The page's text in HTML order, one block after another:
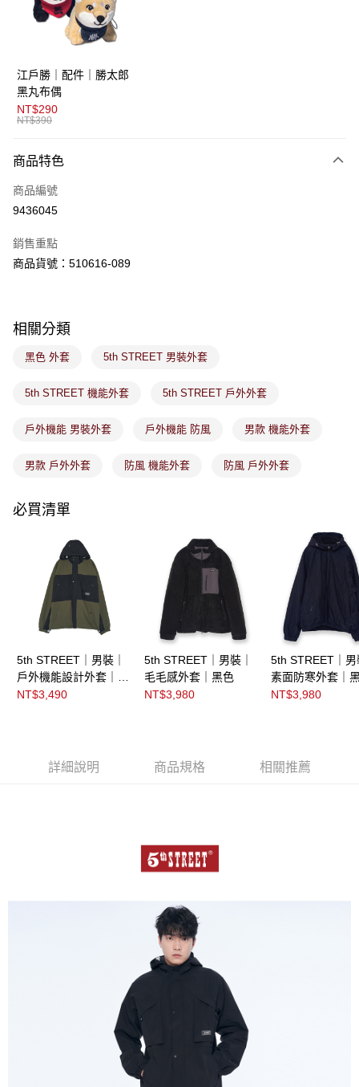
AFTEE先享後付
【關於「AFTEE先享後付」】
便利好安心！
１．簡單：不需註冊會員、不需綁卡、不需儲值。
２．便利：只要手機號碼，簡訊認證，即可結帳。
３．安心：先確認商品／服務後，再付款。
１．於結帳方式選擇「AFTEE先享後付」後，將跳轉至「AFTEE先享後付」
２．訂單成立數日內，您將收到繳費通知簡訊。
３．收到繳費通知簡訊後14天內，點擊此簡訊中的連結，可透過四大超商／
購買商品的店家。未經商家同意取消之訂單仍視為有效，需透過AFTEE先享
後付繳納相關費用。
【注意事項】
易，需依本服務之必要範圍內提供個人資料，並將交易相關給付款項請求債
２．關於個人資料處理事宜，請瀏覽以下網址：
３．未成年的使用者請事先徵得法定代理人或監護人之同意方可使用
「AFTEE先享後付」，若未經同意申辦者引起之損失，本公司不負相關責
４．使用「AFTEE先享後付」時，將依據個別帳號之用戶狀況，依本公司即
５．嚴禁一人註冊多個帳號或使用他人資訊註冊。若發現惡意使用之情形，
運送方式
全家取貨付款
免運費
免運費
7-11取貨付款
免運費
宅配
免運費
江戶勝｜配件｜勝太郎
黑丸布偶
NT$290
NT$390
商品特色
商品編號
9436045
銷售重點
商品貨號：510616-089
相關分類
黑色 外套 5th STREET 男裝外套
5th STREET 機能外套 5th STREET 戶外外套
戶外機能 男裝外套 戶外機能 防風 男款 機能外套
男款 戶外外套 防風 機能外套 防風 戶外外套
必買清單
5th STREET｜男裝｜
戶外機能設計外套｜綠
色
NT$3,490
5th STREET｜男裝｜
毛毛感外套｜黑色
NT$3,980
5th STREET｜男
素面防寒外套｜
NT$3,980
詳細說明 商品規格 相關推薦